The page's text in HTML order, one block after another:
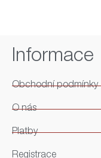
Informace
Obchodní podmínky
O nás
Platby
Registrace